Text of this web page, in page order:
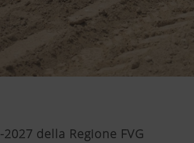
della Regione FVG